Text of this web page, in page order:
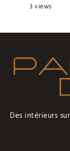
3 views
Des intérieurs